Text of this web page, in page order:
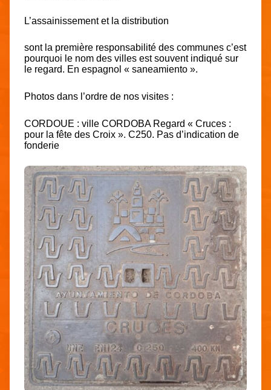
L’assainissement et la distribution
sont la première responsabilité des communes c’est
pourquoi le nom des villes est souvent indiqué sur
le regard. En espagnol « saneamiento ».
Photos dans l’ordre de nos visites :
CORDOUE : ville CORDOBA Regard « Cruces :
pour la fête des Croix ». C250. Pas d’indication de
fonderie